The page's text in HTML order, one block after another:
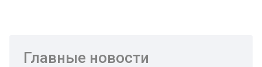
Главные новости